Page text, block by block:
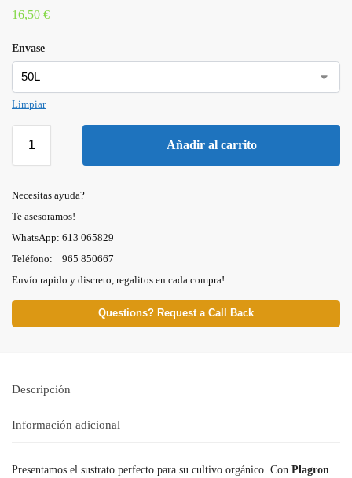
16,50 €
Envase
Limpiar
Añadir al carrito
Necesitas ayuda?
Te asesoramos!
WhatsApp: 613 065829
Teléfono: 965 850667
Envío rapido y discreto, regalitos en cada compra!
Questions? Request a Call Back
Descripción
Información adicional
Presentamos el sustrato perfecto para su cultivo orgánico. Con Plagron